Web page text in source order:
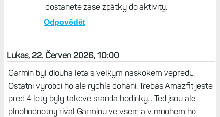
dostanete zase zpátky do aktivity.
Odpovědět
Lukas, 22. Červen 2026, 10:00
Garmin byl dlouha leta s velkym naskokem vepredu.
Ostatni vyrobci ho ale rychle dohani. Trebas Amazfit jeste
pred 4 lety byly takove sranda hodinky... Ted jsou ale
plnohodnotny rival Garminu ve vsem a v mnohem ho